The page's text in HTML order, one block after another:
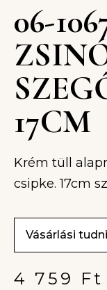
06-
17CM
Krém tüll
csipke. 17cm
Vásárlási
4 759 Ft